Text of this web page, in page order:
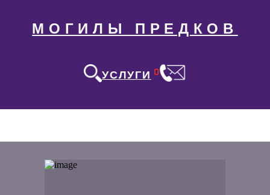
МОГИЛЫ ПРЕДКОВ
УСЛУГИ 0